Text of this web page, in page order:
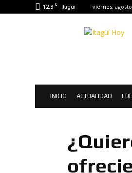
12.3 C Itagüí viernes,
Itagüí
INICIO ACTUALIDAD